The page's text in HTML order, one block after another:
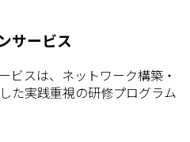
サービス
ビスは、ネットワーク構築・
た実践重視の研修プログラム